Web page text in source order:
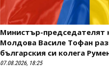
Министър-председателят
Молдова Василе Тофан
българския си колега
07.08.2026, 18:25